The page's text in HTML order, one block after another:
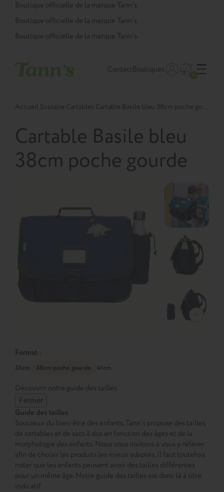
Panneau de gestion des cookies
Boutique officielle de la marque Tann’s
Boutique officielle de la marque Tann’s
Boutique officielle de la marque Tann’s
ContactBoutiques
Accueil Scolaire Cartables Cartable Basile bleu 38cm poche gourde
Cartable Basile bleu
38cm poche gourde
Format :
35cm 38cm poche gourde 41cm
Découvrir notre guide des tailles
Fermer
Guide des tailles
Soucieux du bien-être des enfants, Tann’s propose des tailles
de cartables et de sacs à dos en fonction des âges et de la
morphologie des enfants. Nous vous invitons à vous y référer
afin de choisir les produits les mieux adaptés. Il faut toutefois
noter que les enfants peuvent avoir des tailles différentes
pour un même âge. Notre guide des tailles est donc là à titre
indicatif.